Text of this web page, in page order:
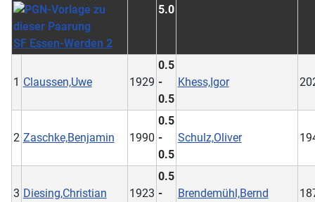
SF Essen-Werden 2
5.0
1 Claussen,Uwe 1929
0.5
-
0.5
Khess,Igor
2 Zaschke,Benjamin 1990
0.5
-
0.5
Schulz,Oliver
3 Diesing,Christian 1923
0.5
-
Brendemühl,Bernd